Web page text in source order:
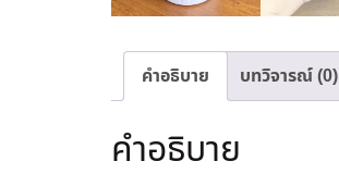
คำอธิบาย บทวิจารณ์ (0)
คำอธิบาย